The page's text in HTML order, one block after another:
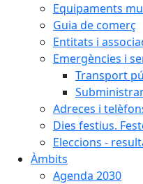
Equipaments
Guia de comerç
Entitats i
Emergències i
Transport
Adreces i
Dies festius.
Eleccions -
Àmbits
Agenda 2030